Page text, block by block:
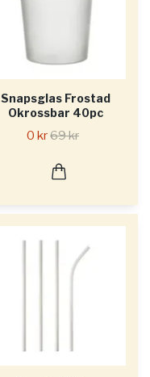
Snapsglas Frostad
Okrossbar 40pc
0 kr69 kr